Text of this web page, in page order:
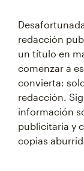
redacción
un título en
comenzar a
convierta:
redacción.
información
publicitaria y
copias